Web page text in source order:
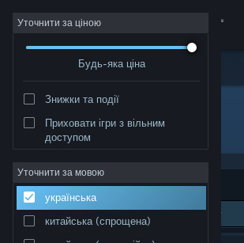
Увійти
Крамниця
Інформація
Підтримка
Уточнити за ціною
Будь-яка ціна
Знижки та події
Приховати ігри з вільним
доступом
Уточнити за мовою
українська
китайська (спрощена)
Розробник: Villa Gorilla
Упорядкувати за доречністю